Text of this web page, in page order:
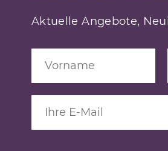
Aktuelle Angebote,